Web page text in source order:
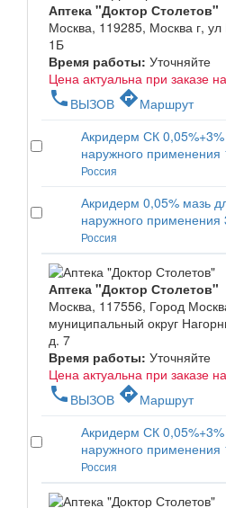
Аптека "Доктор Столетов"
Москва, 119285, Москва г,
1Б
Время работы: Уточняйте
Цена актуальна при заказе
phone ВЫЗОВ directionsМаршрут
Акридерм СК
наружного применения
Россия
Акридерм 0,05% мазь
наружного применения
Россия
Аптека "Доктор Столетов"
Москва, 117556, Город
муниципальный округ
д. 7
Время работы: Уточняйте
Цена актуальна при заказе
phone ВЫЗОВ directionsМаршрут
Акридерм СК
наружного применения
Россия